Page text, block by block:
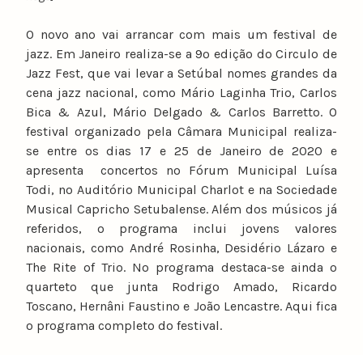
O novo ano vai arrancar com mais um festival de
jazz. Em Janeiro realiza-se a 9º edição do Circulo de
Jazz Fest, que vai levar a Setúbal nomes grandes da
cena jazz nacional, como Mário Laginha Trio, Carlos
Bica & Azul, Mário Delgado & Carlos Barretto. O
festival organizado pela Câmara Municipal realiza-
se entre os dias 17 e 25 de Janeiro de 2020 e
apresenta concertos no Fórum Municipal Luísa
Todi, no Auditório Municipal Charlot e na Sociedade
Musical Capricho Setubalense. Além dos músicos já
referidos, o programa inclui jovens valores
nacionais, como André Rosinha, Desidério Lázaro e
The Rite of Trio. No programa destaca-se ainda o
quarteto que junta Rodrigo Amado, Ricardo
Toscano, Hernâni Faustino e João Lencastre. Aqui fica
o programa completo do festival.